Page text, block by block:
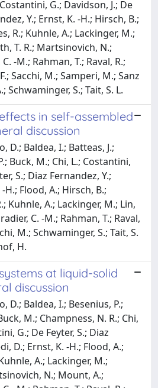
G.; Davidson, J.; De
Y.; Ernst, K. -H.; Hirsch, B.;
R.; Kuhnle, A.; Lackinger, M.;
T. R.; Martsinovich, N.;
-M.; Rahman, T.; Raval, R.;
Sacchi, M.; Samperi, M.; Sanz
Schwaminger, S.; Tait, S. L.
in self-assembled
discussion
D.; Baldea, I.; Batteas, J.;
Buck, M.; Chi, L.; Costantini,
S.; Diaz Fernandez, Y.;
H.; Flood, A.; Hirsch, B.;
Kuhnle, A.; Lackinger, M.; Lin,
C. -M.; Rahman, T.; Raval,
M.; Schwaminger, S.; Tait, S.
H.
at liquid-solid
discussion
D.; Baldea, I.; Besenius, P.;
M.; Champness, N. R.; Chi,
G.; De Feyter, S.; Diaz
D.; Ernst, K. -H.; Flood, A.;
A.; Lackinger, M.;
N.; Mount, A.;